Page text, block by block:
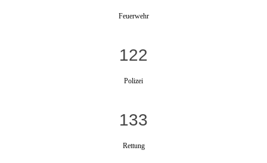
Feuerwehr
122
Polizei
133
Rettung